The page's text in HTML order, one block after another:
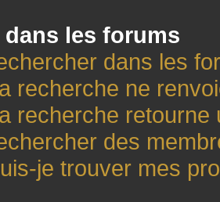
dans les forums
dans les
recherche ne
recherche retourne
des
je trouver mes